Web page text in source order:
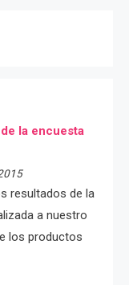
la encuesta
resultados de la
a nuestro
los productos